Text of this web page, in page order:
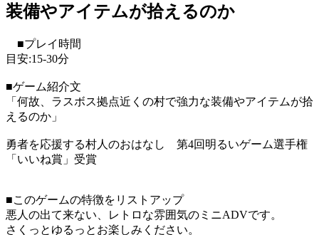
装備やアイテムが拾えるのか
■プレイ時間
目安:15-30分
■ゲーム紹介文
「何故、ラスボス拠点近くの村で強力な装備やアイテムが拾
えるのか」
勇者を応援する村人のおはなし 第4回明るいゲーム選手権
「いいね賞」受賞
■このゲームの特徴をリストアップ
悪人の出て来ない、レトロな雰囲気のミニADVです。
さくっとゆるっとお楽しみください。